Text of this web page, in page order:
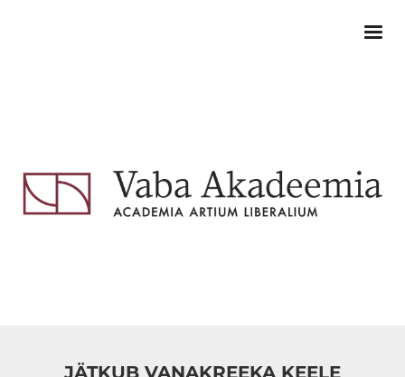
JÄTKUB VANAKREEKA KEELE